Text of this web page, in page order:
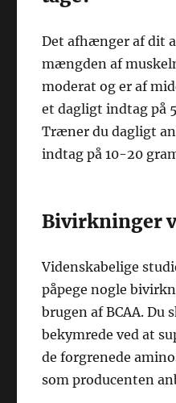
Det afhænger af dit
mængden af
moderat og er af
et dagligt indtag på
Træner du dagligt
indtag på 10-20
Bivirkninger
Videnskabelige
påpege nogle
brugen af BCAA. Du
bekymrede ved at
de forgrenede
som producenten